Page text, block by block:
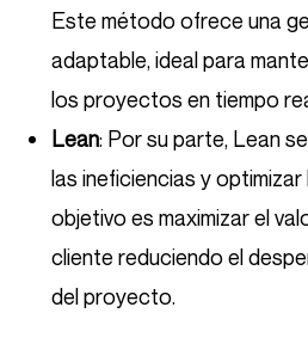
Este método ofrece una
adaptable, ideal para
los proyectos en tiempo
Lean: Por su parte, Lean
las ineficiencias y
objetivo es maximizar el
cliente reduciendo el
del proyecto.